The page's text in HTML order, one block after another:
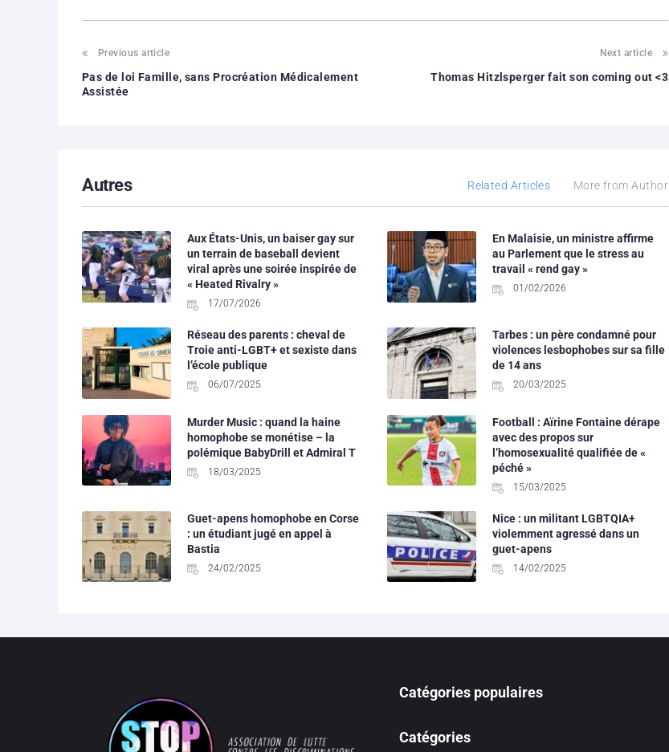
Previous article
Pas de loi Famille, sans Procréation Médicalement
Assistée
Next article
Thomas Hitzlsperger fait son coming out <3
Autres Related Articles More from Author
Aux États-Unis, un baiser gay sur
un terrain de baseball devient
viral après une soirée inspirée de
« Heated Rivalry »
17/07/2026
En Malaisie, un ministre affirme
au Parlement que le stress au
travail « rend gay »
01/02/2026
Réseau des parents : cheval de
Troie anti-LGBT+ et sexiste dans
l’école publique
06/07/2025
Tarbes : un père condamné pour
violences lesbophobes sur sa fille
de 14 ans
20/03/2025
Murder Music : quand la haine
homophobe se monétise – la
polémique BabyDrill et Admiral T
18/03/2025
Football : Aïrine Fontaine dérape
avec des propos sur
l’homosexualité qualifiée de «
péché »
15/03/2025
Guet-apens homophobe en Corse
: un étudiant jugé en appel à
Bastia
24/02/2025
Nice : un militant LGBTQIA+
violemment agressé dans un
guet-apens
14/02/2025
Catégories populaires
Catégories